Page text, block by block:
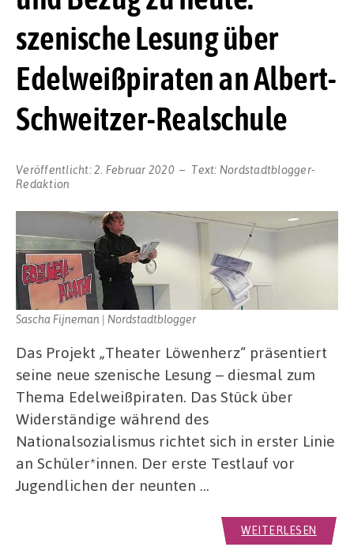
szenische Lesung über
Edelweißpiraten an Albert-
Schweitzer-Realschule
Veröffentlicht:2. Februar 2020 Text: Nordstadtblogger-
Redaktion
Sascha Fijneman | Nordstadtblogger
Das Projekt „Theater Löwenherz“ präsentiert
seine neue szenische Lesung – diesmal zum
Thema Edelweißpiraten. Das Stück über
Widerständige während des
Nationalsozialismus richtet sich in erster Linie
an Schüler*innen. Der erste Testlauf vor
Jugendlichen der neunten …
WEITERLESEN